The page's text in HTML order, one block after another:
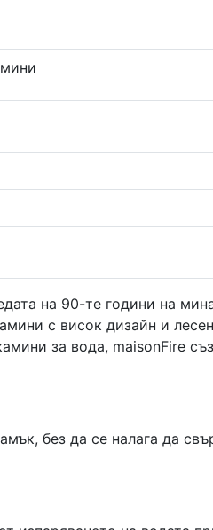
на 90-те години на
с висок дизайн и
за вода, maisonFire
без да се налага да